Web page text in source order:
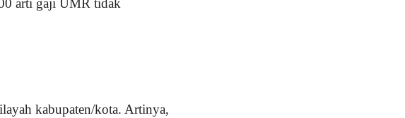
arti gaji UMR tidak
kabupaten/kota. Artinya,